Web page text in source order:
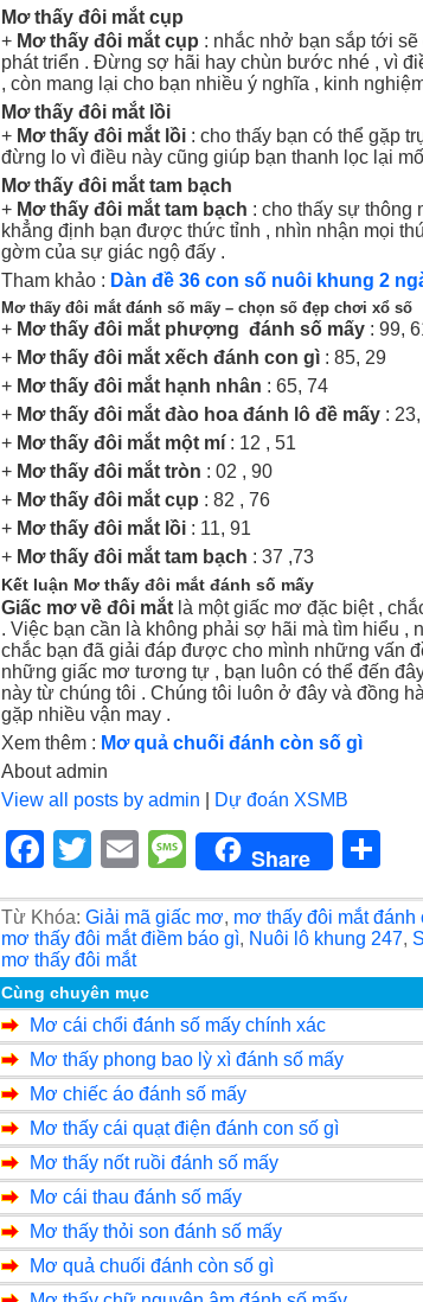
Mơ thấy đôi mắt cụp
+ Mơ thấy đôi mắt cụp : nhắc nhở bạn sắp tới
phát triển . Đừng sợ hãi hay chùn bước nhé , vì
, còn mang lại cho bạn nhiều ý nghĩa , kinh
Mơ thấy đôi mắt lồi
+ Mơ thấy đôi mắt lồi : cho thấy bạn có thể gặp
đừng lo vì điều này cũng giúp bạn thanh lọc lại
Mơ thấy đôi mắt tam bạch
+ Mơ thấy đôi mắt tam bạch : cho thấy sự thông
khẳng định bạn được thức tỉnh , nhìn nhận mọi
gờm của sự giác ngộ đấy .
Tham khảo : Dàn đề 36 con số nuôi khung 2
Mơ thấy đôi mắt đánh số mấy – chọn số đẹp chơi xổ số
+ Mơ thấy đôi mắt phượng đánh số mấy : 99,
+ Mơ thấy đôi mắt xếch đánh con gì : 85, 29
+ Mơ thấy đôi mắt hạnh nhân : 65, 74
+ Mơ thấy đôi mắt đào hoa đánh lô đề mấy :
+ Mơ thấy đôi mắt một mí : 12 , 51
+ Mơ thấy đôi mắt tròn : 02 , 90
+ Mơ thấy đôi mắt cụp : 82 , 76
+ Mơ thấy đôi mắt lồi : 11, 91
+ Mơ thấy đôi mắt tam bạch : 37 ,73
Kết luận Mơ thấy đôi mắt đánh số mấy
Giấc mơ về đôi mắt là một giấc mơ đặc biệt ,
. Việc bạn cần là không phải sợ hãi mà tìm hiểu ,
chắc bạn đã giải đáp được cho mình những vấn
những giấc mơ tương tự , bạn luôn có thể đến
này từ chúng tôi . Chúng tôi luôn ở đây và đồng
gặp nhiều vận may .
Xem thêm : Mơ quả chuối đánh còn số gì
About admin
View all posts by admin
Dự đoán XSMB
F
a
c
e
b
o
o
k
T
wi
tt
er
E
m
ail
M
e
ss
g
e
Share
h
ar
Từ Khóa: Giải mã giấc mơ, mơ thấy đôi mắt đánh
mơ thấy đôi mắt điềm báo gì, Nuôi lô khung 247,
mơ thấy đôi mắt
Cùng chuyên mục
Mơ cái chổi đánh số mấy chính xác
Mơ thấy phong bao lỳ xì đánh số mấy
Mơ chiếc áo đánh số mấy
Mơ thấy cái quạt điện đánh con số gì
Mơ thấy nốt ruồi đánh số mấy
Mơ cái thau đánh số mấy
Mơ thấy thỏi son đánh số mấy
Mơ quả chuối đánh còn số gì